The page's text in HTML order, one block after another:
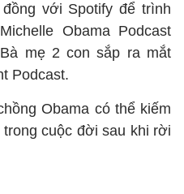
với Spotify để trình
Obama Podcast
mẹ 2 con sắp ra mắt
Podcast.
Obama có thể kiếm
cuộc đời sau khi rời